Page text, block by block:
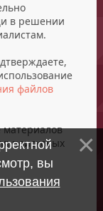
в решении
файлов
материалов
поисковых
вы